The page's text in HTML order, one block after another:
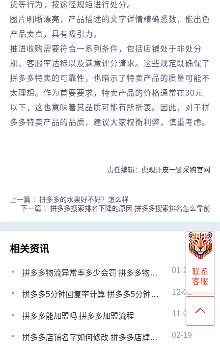
货等行为，按途径规矩进行处分。
图片明晰漂亮，产品描述的文字详情精确悉数，能出色
产品卖点，具有吸引力。
推进收购需要符合一系列条件，包括店铺处于非处分
期、客服率达标以及满意评分请求。这些规定既确保了
拼多多特卖的可靠性，也暗示了特卖产品的质量可能不
太理想。作为首要要求，特卖产品的价格通常在30元
以下，这也意味着其品质可能有所折衷。因此，对于拼
多多特卖产品的品质，建议大家权衡利弊，慎重考虑。
责任编辑： 虎观虾皮一键采购官网
上一篇 ： 拼多多的水果好不好？怎么样
下一篇 ： 拼多多搜索排名下降的原因 拼多多搜索排名怎么靠前
相关资讯
拼多多物流异常率多少会罚 拼多多物流出现异常怎么办 01-22
拼多多5分钟回复率计算 拼多多5分钟回复率怎么算 12-01
拼多多能加盟吗 拼多多加盟流程 11-04
拼多多店铺名字如何修改 拼多多店肆取名注意什么 02-19
联系
客服